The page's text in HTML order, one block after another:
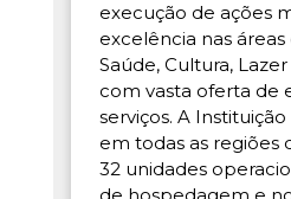
execução de ações
excelência nas
Saúde, Cultura,
com vasta oferta de
serviços. A
em todas as regiões
32 unidades